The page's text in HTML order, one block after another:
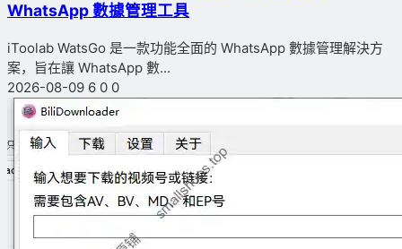
WhatsApp 數據管理工具
iToolab WatsGo 是一款功能全面的 WhatsApp 數據管理解決方
案，旨在讓 WhatsApp 數...
2026-08-09 6 0 0